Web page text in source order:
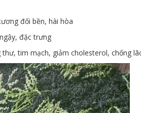
đối bền, hài hòa
đặc trưng
thư, tim mạch, giảm cholesterol, chống